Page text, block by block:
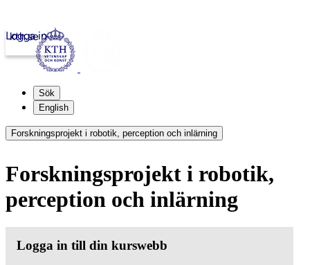
kth.se
Logga in
Sök
English
Forskningsprojekt i robotik, perception och inlärning
Forskningsprojekt i robotik,
perception och inlärning
Logga in till din kurswebb